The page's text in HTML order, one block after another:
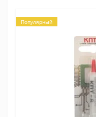
Популярный